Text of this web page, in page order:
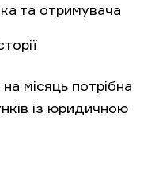
та отримувача
місяць потрібна
із юридичною